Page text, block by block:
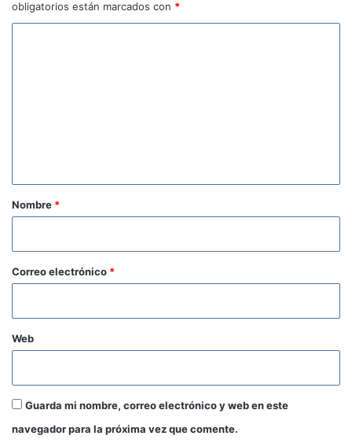
obligatorios están marcados con *
r
*
Nombre *
Correo electrónico *
Web
Guarda mi nombre, correo electrónico y web en este
navegador para la próxima vez que comente.